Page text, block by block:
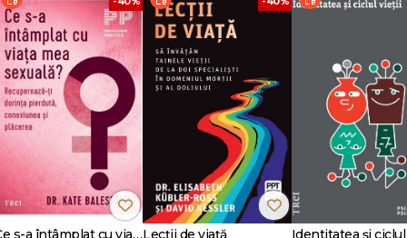
plăcere și nu ar mai realiza niciun alt progres. Se pare astfel că prin
– cea sexuală și cea egoistă – ei vor fi capabili de realizări tot mai
de la bun început, în viața sexuală infantilă, predispoziții către o
fază, foarte timpurie, în prim‑plan stă erotismul oral; a doua dintre
anal, abia într‑o a treia fază (care la copil se dezvoltă doar până la
genitale propriu‑zise - SIGMUND FREUD
Ce s-a întâmplat cu viața mea sexuală?Lecții de viață Identitatea și